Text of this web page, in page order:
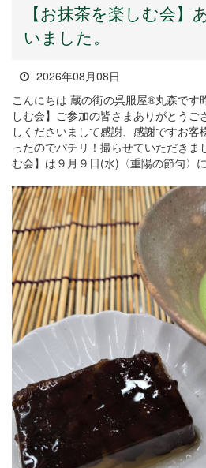
【お抹茶を楽しむ会】
いました。
2026年08月08日
こんにちは 蔵の街の呉服屋®丸森です
しむ会】ご参加の皆さまありがとうご
しくださいまして感謝、感謝ですお
ったのでパチリ！撮らせていただきま
む会】は９月９日(水)〈重陽の節句〉